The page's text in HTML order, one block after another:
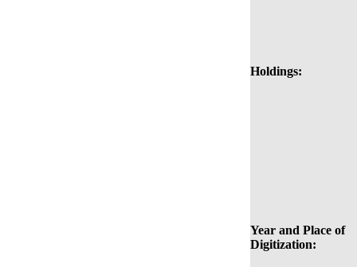
Holdings:
Year and Place of
Digitization: